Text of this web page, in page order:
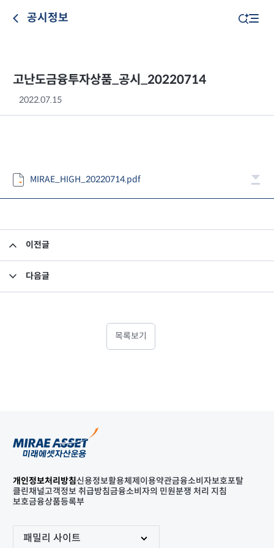
공시정보
고난도금융투자상품_공시_20220714
2022.07.15
MIRAE_HIGH_20220714.pdf
이전글
다음글
목록보기
개인정보처리방침신용정보활용체제 이용약관금융소비자보호포탈
클린채널고객정보 취급방침금융소비자의 민원분쟁 처리 지침
보호금융상품등록부
패밀리 사이트